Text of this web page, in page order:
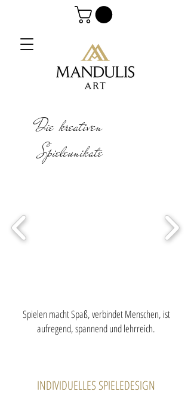
Die kreativen
Spieleunikate
Spielen macht Spaß, verbindet Menschen, ist
aufregend, spannend und lehrreich.
INDIVIDUELLES SPIELEDESIGN